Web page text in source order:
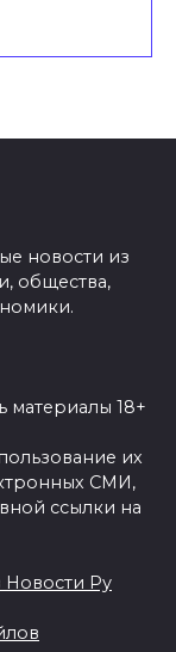
новости из
общества,
материалы 18+
их
СМИ,
ссылки на
Новости Ру